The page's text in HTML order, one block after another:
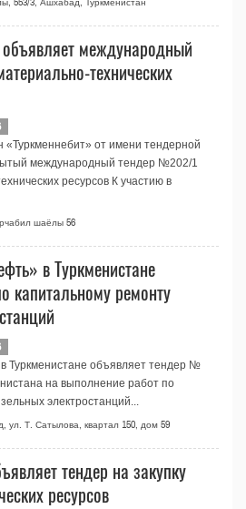
553/3, Ашхабад, Туркменистан
международный
технических
«Туркменнебит» от имени тендерной
международный тендер №202/1
ресурсов К участию в
шаёлы 56
в Туркменистане
капитальному ремонту
Туркменистане объявляет тендер №
на выполнение работ по
электростанций...
ул. Т. Сатылова, квартал 150, дом 59
тендер на закупку
ресурсов